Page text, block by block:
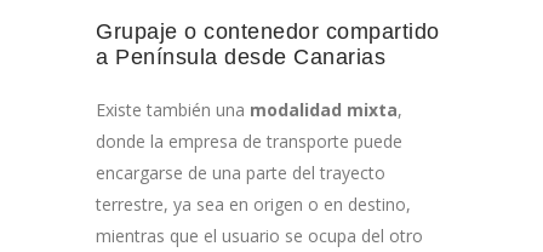
Grupaje o contenedor compartido
a Península desde Canarias
Existe también una modalidad mixta,
donde la empresa de transporte puede
encargarse de una parte del trayecto
terrestre, ya sea en origen o en destino,
mientras que el usuario se ocupa del otro